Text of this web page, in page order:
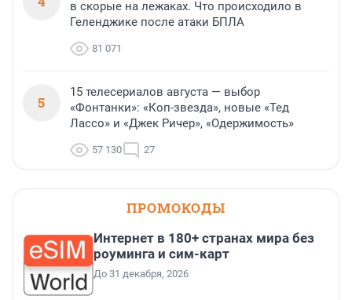
в скорые на лежаках. Что происходило в
Геленджике после атаки БПЛА
81 071
5
15 телесериалов августа — выбор
«Фонтанки»: «Коп-звезда», новые «Тед
Лассо» и «Джек Ричер», «Одержимость»
57 130 27
ПРОМОКОДЫ
Интернет в 180+ странах мира без
роуминга и сим-карт
До 31 декабря, 2026